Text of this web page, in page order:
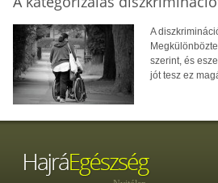
A
szerint, és
jót tesz ez